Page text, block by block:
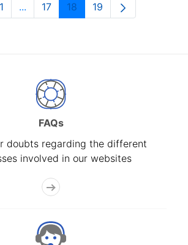
Page
1 ...Intermediate Pages Use TAB to
Page
17 Page
18 Page
19
FAQs
doubts regarding the different
involved in our websites